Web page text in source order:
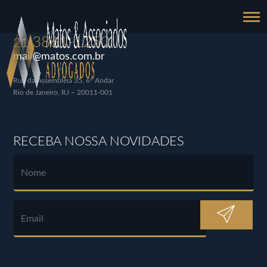
213861-1250
mail@matos.com.br
Rua da Assembléia 35, 6º Andar
Rio de Janeiro, RJ – 20011-001
RECEBA NOSSA NOVIDADES